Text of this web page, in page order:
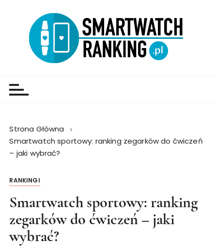
Strona Główna
Smartwatch sportowy: ranking zegarków do ćwiczeń
– jaki wybrać?
RANKINGI
Smartwatch sportowy: ranking
zegarków do ćwiczeń – jaki
wybrać?